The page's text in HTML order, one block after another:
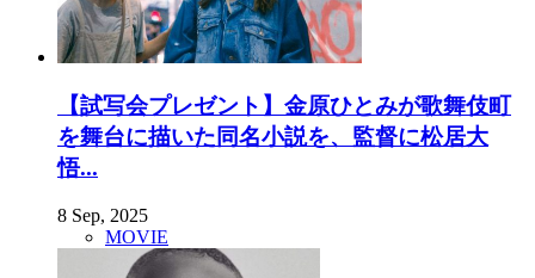
【試写会プレゼント】金原ひとみが歌舞伎町
を舞台に描いた同名小説を、監督に松居大
悟...
8 Sep, 2025
MOVIE